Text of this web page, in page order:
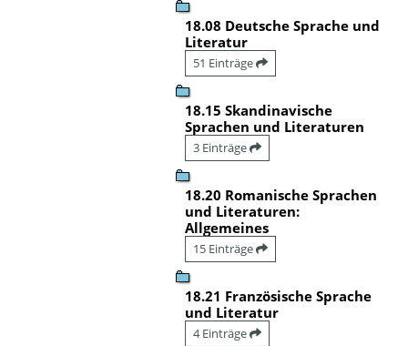
18.08 Deutsche Sprache und
Literatur
51 Einträge
18.15 Skandinavische
Sprachen und Literaturen
3 Einträge
18.20 Romanische Sprachen
und Literaturen:
Allgemeines
15 Einträge
18.21 Französische Sprache
und Literatur
4 Einträge